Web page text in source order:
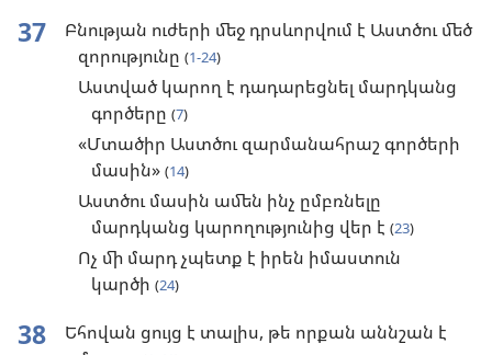
37
Բնության ուժերի մեջ դրսևորվում է Աստծու մեծ
զորությունը (1-24)
Աստված կարող է դադարեցնել մարդկանց
գործերը (7)
«Մտածիր Աստծու զարմանահրաշ գործերի
մասին» (14)
Աստծու մասին ամեն ինչ ըմբռնելը
մարդկանց կարողությունից վեր է (23)
Ոչ մի մարդ չպետք է իրեն իմաստուն
կարծի (24)
38
Եհովան ցույց է տալիս, թե որքան աննշան է